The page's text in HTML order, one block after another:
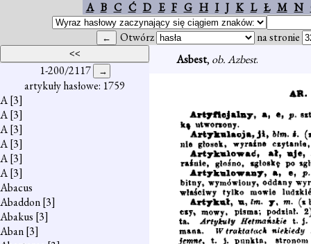
A B C Ć D E F G H I J K L Ł M N
Otwórz na stronie
1-200/2117
artykuły hasłowe: 1759
A[3]
A[3]
A[3]
A[3]
A[3]
A[3]
Abacus
Abaddon[3]
Abakus [3]
Aban[3]
Asbest, ob. Azbest.